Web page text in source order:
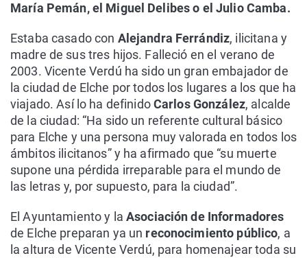
María Pemán, el Miguel Delibes o el Julio Camba.
Estaba casado con Alejandra Ferrándiz, ilicitana y
madre de sus tres hijos. Falleció en el verano de
2003. Vicente Verdú ha sido un gran embajador de
la ciudad de Elche por todos los lugares a los que ha
viajado. Así lo ha definidoCarlos González, alcalde
de la ciudad: “Ha sido un referente cultural básico
para Elche y una persona muy valorada en todos los
ámbitos ilicitanos” y ha afirmado que “su muerte
supone una pérdida irreparable para el mundo de
las letras y, por supuesto, para la ciudad”.
El Ayuntamiento y la Asociación de Informadores
de Elche preparan ya un reconocimiento público, a
la altura de Vicente Verdú, para homenajear toda su